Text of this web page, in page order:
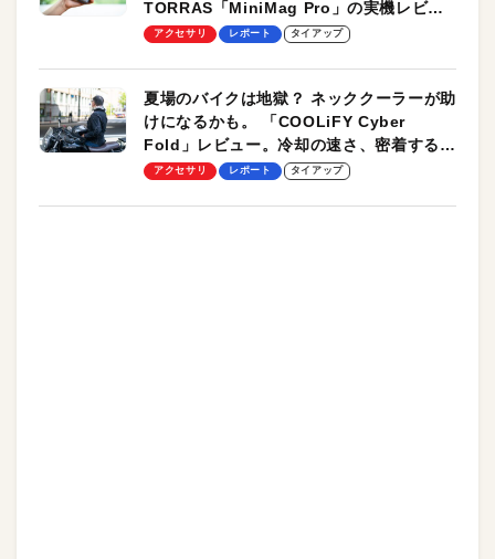
TORRAS「MiniMag Pro」の実機レビュ
ーも
アクセサリ レポート タイアップ
夏場のバイクは地獄？ ネッククーラーが助
けになるかも。 「COOLiFY Cyber
Fold」レビュー。冷却の速さ、密着する冷
却プレート、シンプルな操作性がグッド！
アクセサリ レポート タイアップ